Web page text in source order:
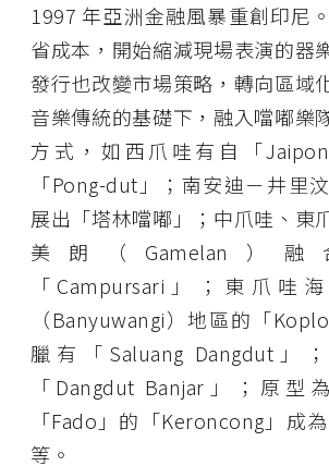
1997 年亞洲金融風暴重創印尼
省成本，開始縮減現場表演的器
發行也改變市場策略，轉向區域
音樂傳統的基礎下，融入噹嘟樂
方式，如西爪哇有自「
「Pong-dut」；南安迪－井里
展出「塔林噹嘟」；中爪哇、東
美朗（Gamelan）
「Campursari」；東爪哇
（Banyuwangi）地區的「
臘有「Saluang Dangdut」
「Dangdut Banjar」；原型
「Fado」的「Keroncong」成
等。